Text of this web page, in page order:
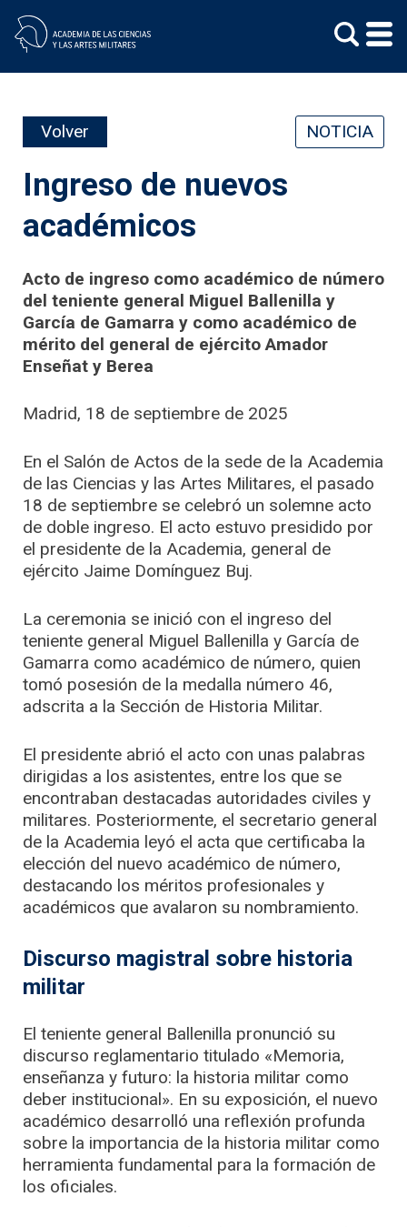
content
Volver NOTICIA
Ingreso de nuevos
académicos
Acto de ingreso como académico de número
del teniente general Miguel Ballenilla y
García de Gamarra y como académico de
mérito del general de ejército Amador
Enseñat y Berea
Madrid, 18 de septiembre de 2025
En el Salón de Actos de la sede de la Academia
de las Ciencias y las Artes Militares, el pasado
18 de septiembre se celebró un solemne acto
de doble ingreso. El acto estuvo presidido por
el presidente de la Academia, general de
ejército Jaime Domínguez Buj.
La ceremonia se inició con el ingreso del
teniente general Miguel Ballenilla y García de
Gamarra como académico de número, quien
tomó posesión de la medalla número 46,
adscrita a la Sección de Historia Militar.
El presidente abrió el acto con unas palabras
dirigidas a los asistentes, entre los que se
encontraban destacadas autoridades civiles y
militares. Posteriormente, el secretario general
de la Academia leyó el acta que certificaba la
elección del nuevo académico de número,
destacando los méritos profesionales y
académicos que avalaron su nombramiento.
Discurso magistral sobre historia
militar
El teniente general Ballenilla pronunció su
discurso reglamentario titulado «Memoria,
enseñanza y futuro: la historia militar como
deber institucional». En su exposición, el nuevo
académico desarrolló una reflexión profunda
sobre la importancia de la historia militar como
herramienta fundamental para la formación de
los oficiales.